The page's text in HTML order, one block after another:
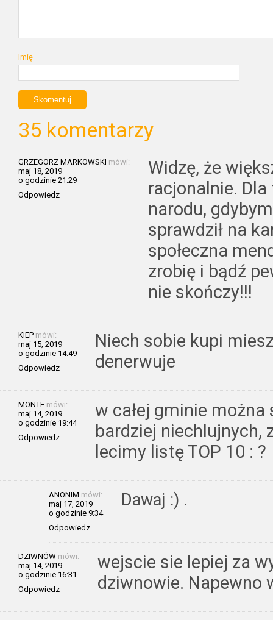
Imię
35 komentarzy
GRZEGORZ MARKOWSKI mówi:
maj 18, 2019
o godzinie 21:29
Odpowiedz
Widzę, że
racjonalnie.
narodu,
sprawdził na
społeczna
zrobię i bądź
nie skończy!!!
KIEP mówi:
maj 15, 2019
o godzinie 14:49
Odpowiedz
Niech sobie kupi
denerwuje
MONTE mówi:
maj 14, 2019
o godzinie 19:44
Odpowiedz
w całej gminie
bardziej niechlujnych,
lecimy listę TOP 10 : ?
ANONIM mówi:
maj 17, 2019
o godzinie 9:34
Odpowiedz
Dawaj :) .
DZIWNÓW mówi:
maj 14, 2019
o godzinie 16:31
Odpowiedz
wejscie sie lepiej za
dziwnowie. Napewno